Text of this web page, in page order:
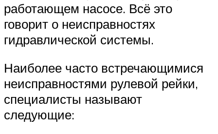
работающем насосе. Всё это
говорит о неисправностях
гидравлической системы.
Наиболее часто встречающимися
неисправностями рулевой рейки,
специалисты называют
следующие: